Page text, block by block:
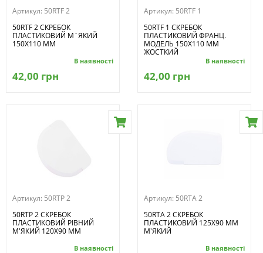
Артикул: 50RTF 2
50RTF 2 СКРЕБОК
ПЛАСТИКОВИЙ М`ЯКИЙ
150X110 ММ
В наявності
42,00 грн
Артикул: 50RTF 1
50RTF 1 СКРЕБОК
ПЛАСТИКОВИЙ ФРАНЦ.
МОДЕЛЬ 150X110 ММ
ЖОСТКИЙ
В наявності
42,00 грн
Артикул: 50RTP 2
50RTP 2 СКРЕБОК
ПЛАСТИКОВИЙ РІВНИЙ
М'ЯКИЙ 120X90 ММ
В наявності
Артикул: 50RTA 2
50RTA 2 СКРЕБОК
ПЛАСТИКОВИЙ 125X90 ММ
М'ЯКИЙ
В наявності